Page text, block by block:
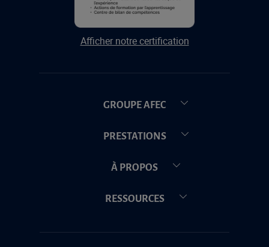
Afficher notre certification
GROUPE AFEC
PRESTATIONS
À PROPOS
RESSOURCES